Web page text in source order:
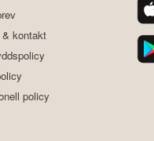
kontakt
policy